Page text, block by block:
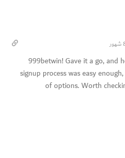
999betwin! Gave it a go, and
signup process was easy
of options. Worth